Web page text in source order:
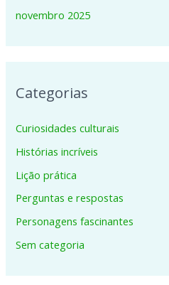
novembro 2025
Categorias
Curiosidades culturais
Histórias incríveis
Lição prática
Perguntas e respostas
Personagens fascinantes
Sem categoria